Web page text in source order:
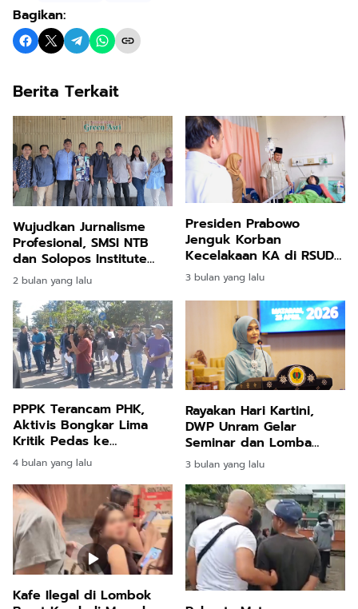
Bagikan:
Berita Terkait
Wujudkan Jurnalisme
Profesional, SMSI NTB
dan Solopos Institute
Gelar UKW Juni
Mendatang
2 bulan yang lalu
Presiden Prabowo
Jenguk Korban
Kecelakaan KA di RSUD
Bekasi, Janji Evaluasi
3 bulan yang lalu
PPPK Terancam PHK,
Aktivis Bongkar Lima
Kritik Pedas ke
Pemerintah Kabupaten
Lombok Barat
4 bulan yang lalu
Rayakan Hari Kartini,
DWP Unram Gelar
Seminar dan Lomba
Penuh Kreativitas
3 bulan yang lalu
Kafe Ilegal di Lombok